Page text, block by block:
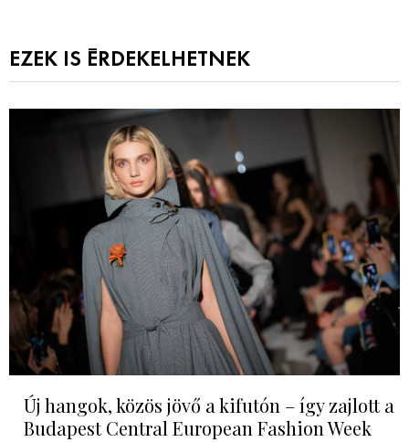
EZEK IS ÉRDEKELHETNEK
Új hangok, közös jövő a kifutón – így zajlott a
Budapest Central European Fashion Week